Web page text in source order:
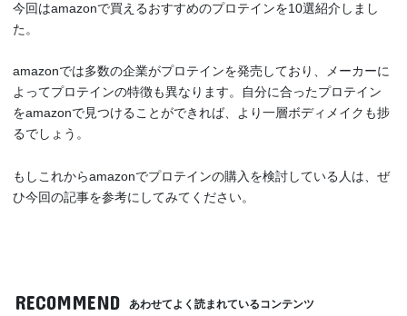
今回はamazonで買えるおすすめのプロテインを10選紹介しまし
た。
amazonでは多数の企業がプロテインを発売しており、メーカーに
よってプロテインの特徴も異なります。自分に合ったプロテイン
をamazonで見つけることができれば、より一層ボディメイクも捗
るでしょう。
もしこれからamazonでプロテインの購入を検討している人は、ぜ
ひ今回の記事を参考にしてみてください。
RECOMMEND あわせてよく読まれているコンテンツ